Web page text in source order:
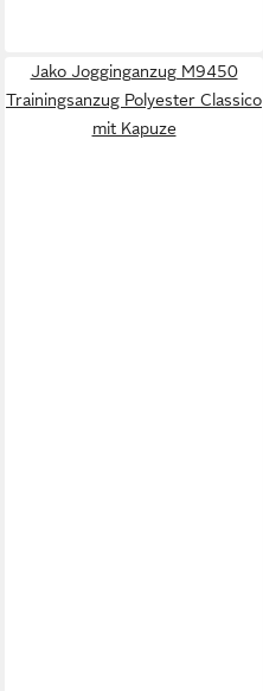
Jako Jogginganzug M9450
Trainingsanzug Polyester Classico
mit Kapuze